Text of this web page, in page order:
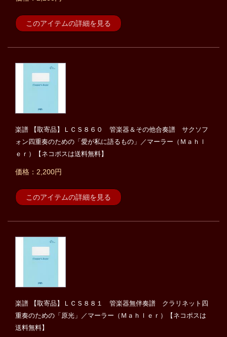
このアイテムの詳細を見る
楽譜 【取寄品】ＬＣＳ８６０ 管楽器＆その他合奏譜 サクソフ
ォン四重奏のための「愛が私に語るもの」／マーラー（Ｍａｈｌ
ｅｒ）【ネコポスは送料無料】
価格：2,200円
このアイテムの詳細を見る
楽譜 【取寄品】ＬＣＳ８８１ 管楽器無伴奏譜 クラリネット四
重奏のための「原光」／マーラー（Ｍａｈｌｅｒ）【ネコポスは
送料無料】